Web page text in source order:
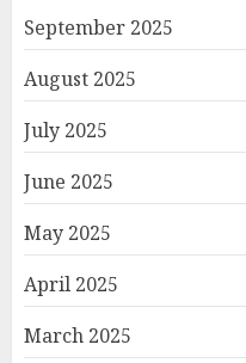
September 2025
August 2025
July 2025
June 2025
May 2025
April 2025
March 2025